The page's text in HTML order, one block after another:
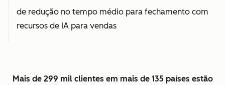
de redução no tempo médio para fechamento com
recursos de IA para vendas
Mais de 299 mil clientes em mais de 135 países estão